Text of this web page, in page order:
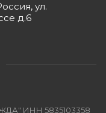
ул.
д.6
ИНН 5835103358